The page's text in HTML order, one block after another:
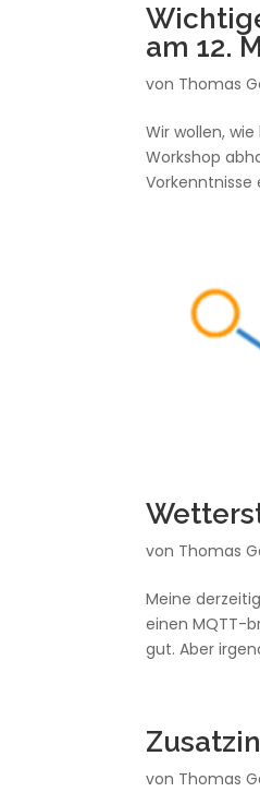
am 12.
von Thomas
Wir wollen,
Workshop
Vorkenntnisse
von Thomas
Meine
einen MQTT-
gut. Aber
von Thomas